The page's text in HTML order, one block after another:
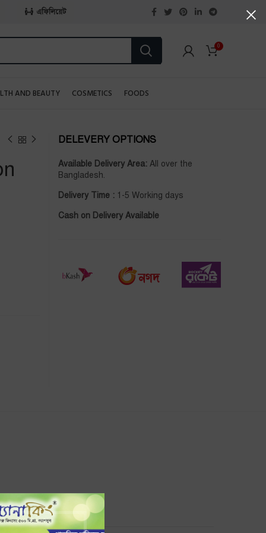
এফিলিয়েট
0
AND BEAUTY COSMETICS FOODS
DELEVERY OPTIONS
Available Delivery Area: All over the
Bangladesh.
Delivery Time :1-5 Working days
Cash on Delivery Available